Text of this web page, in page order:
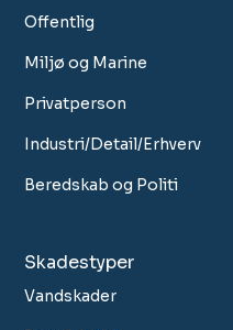
Offentlig
Miljø og Marine
Privatperson
Industri/Detail/Erhverv
Beredskab og Politi
Skadestyper
Vandskader